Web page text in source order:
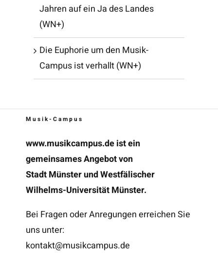
Jahren auf ein Ja des Landes
(WN+)
Die Euphorie um den Musik-
Campus ist verhallt (WN+)
Musik-Campus
www.musikcampus.deist ein
gemeinsames Angebot von
Stadt Münster und Westfälischer
Wilhelms-Universität Münster.
Bei Fragen oder Anregungen erreichen Sie
uns unter:
kontakt@musikcampus.de